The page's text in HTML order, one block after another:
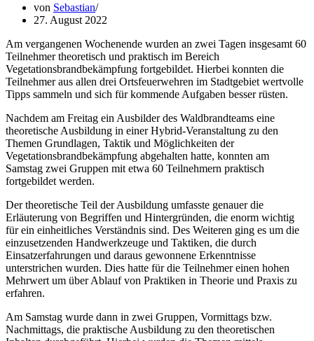
von Sebastian
27. August 2022
Am vergangenen Wochenende wurden an zwei Tagen insgesamt 60
Teilnehmer theoretisch und praktisch im Bereich
Vegetationsbrandbekämpfung fortgebildet. Hierbei konnten die
Teilnehmer aus allen drei Ortsfeuerwehren im Stadtgebiet wertvolle
Tipps sammeln und sich für kommende Aufgaben besser rüsten.
Nachdem am Freitag ein Ausbilder des Waldbrandteams eine
theoretische Ausbildung in einer Hybrid-Veranstaltung zu den
Themen Grundlagen, Taktik und Möglichkeiten der
Vegetationsbrandbekämpfung abgehalten hatte, konnten am
Samstag zwei Gruppen mit etwa 60 Teilnehmern praktisch
fortgebildet werden.
Der theoretische Teil der Ausbildung umfasste genauer die
Erläuterung von Begriffen und Hintergründen, die enorm wichtig
für ein einheitliches Verständnis sind. Des Weiteren ging es um die
einzusetzenden Handwerkzeuge und Taktiken, die durch
Einsatzerfahrungen und daraus gewonnene Erkenntnisse
unterstrichen wurden. Dies hatte für die Teilnehmer einen hohen
Mehrwert um über Ablauf von Praktiken in Theorie und Praxis zu
erfahren.
Am Samstag wurde dann in zwei Gruppen, Vormittags bzw.
Nachmittags, die praktische Ausbildung zu den theoretischen